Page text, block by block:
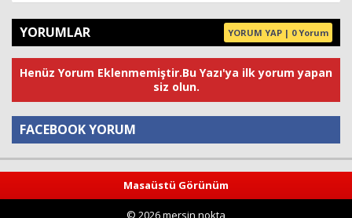
YORUMLAR YORUM YAP | 0 Yorum
Henüz Yorum Eklenmemiştir.Bu Yazı'ya ilk yorum yapan
siz olun.
FACEBOOK YORUM
Masaüstü Görünüm
© 2026 mersin nokta